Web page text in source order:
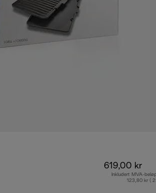
619,00 kr
Inkludert MVA-
123,80 kr (